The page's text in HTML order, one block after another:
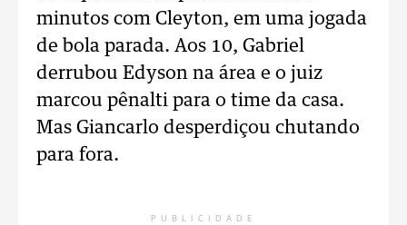
minutos com Cleyton, em uma jogada
de bola parada. Aos 10, Gabriel
derrubou Edyson na área e o juiz
marcou pênalti para o time da casa.
Mas Giancarlo desperdiçou chutando
para fora.
PUBLICIDADE